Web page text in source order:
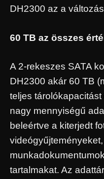
DH2300 az a
60 TB az összes
A 2-rekeszes SATA
DH2300 akár 60 TB
teljes
nagy mennyiségű
beleértve a kiterjedt
tartalmakat. Az